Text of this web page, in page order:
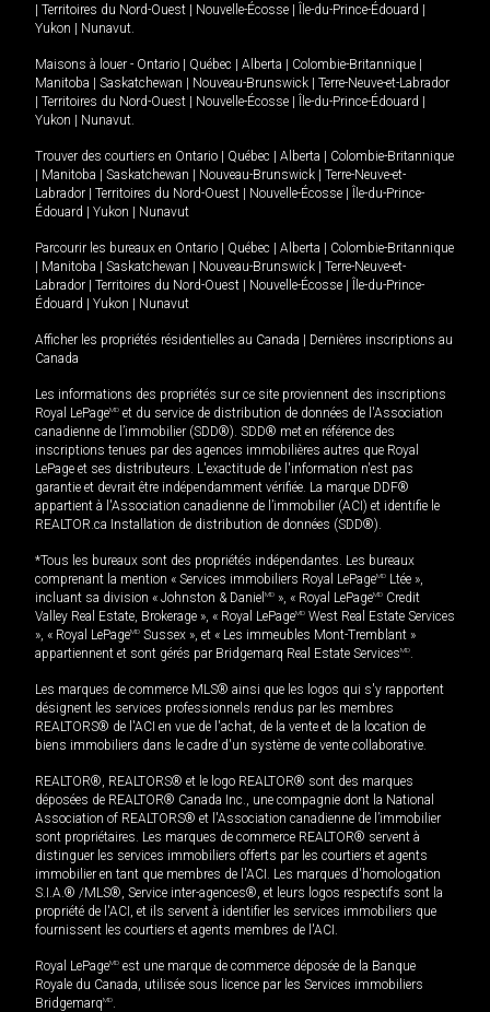
| Territoires du Nord-Ouest | Nouvelle-Écosse | Île-du-Prince-Édouard |
Yukon | Nunavut.
Maisons à louer - Ontario | Québec | Alberta | Colombie-Britannique |
Manitoba | Saskatchewan | Nouveau-Brunswick | Terre-Neuve-et-Labrador
| Territoires du Nord-Ouest | Nouvelle-Écosse | Île-du-Prince-Édouard |
Yukon | Nunavut.
Trouver des courtiers en Ontario | Québec | Alberta | Colombie-Britannique
| Manitoba | Saskatchewan | Nouveau-Brunswick | Terre-Neuve-et-
Labrador | Territoires du Nord-Ouest | Nouvelle-Écosse | Île-du-Prince-
Édouard | Yukon | Nunavut
Parcourir les bureaux en Ontario | Québec | Alberta | Colombie-Britannique
| Manitoba | Saskatchewan | Nouveau-Brunswick | Terre-Neuve-et-
Labrador | Territoires du Nord-Ouest | Nouvelle-Écosse | Île-du-Prince-
Édouard | Yukon | Nunavut
Afficher les propriétés résidentielles au Canada | Dernières inscriptions au
Canada
Les informations des propriétés sur ce site proviennent des inscriptions
Royal LePageMD et du service de distribution de données de l'Association
canadienne de l’immobilier (SDD®). SDD® met en référence des
inscriptions tenues par des agences immobilières autres que Royal
LePage et ses distributeurs. L'exactitude de l'information n'est pas
garantie et devrait être indépendamment vérifiée. La marque DDF®
appartient à l'Association canadienne de l’immobilier (ACI) et identifie le
REALTOR.ca Installation de distribution de données (SDD®).
*Tous les bureaux sont des propriétés indépendantes. Les bureaux
comprenant la mention « Services immobiliers Royal LePageMD Ltée »,
incluant sa division « Johnston & Daniel MD », « Royal LePageMD Credit
Valley Real Estate, Brokerage », « Royal LePageMD West Real Estate Services
», « Royal LePageMD Sussex », et « Les immeubles Mont-Tremblant »
appartiennent et sont gérés par Bridgemarq Real Estate ServicesMD.
Les marques de commerce MLS® ainsi que les logos qui s'y rapportent
désignent les services professionnels rendus par les membres
REALTORS® de l'ACI en vue de l'achat, de la vente et de la location de
biens immobiliers dans le cadre d'un système de vente collaborative.
REALTOR®, REALTORS® et le logo REALTOR® sont des marques
déposées de REALTOR® Canada Inc., une compagnie dont la National
Association of REALTORS® et l'Association canadienne de l’immobilier
sont propriétaires. Les marques de commerce REALTOR® servent à
distinguer les services immobiliers offerts par les courtiers et agents
immobilier en tant que membres de l'ACI. Les marques d'homologation
S.I.A.® /MLS®, Service inter-agences®, et leurs logos respectifs sont la
propriété de l'ACI, et ils servent à identifier les services immobiliers que
fournissent les courtiers et agents membres de l'ACI.
Royal LePageMD est une marque de commerce déposée de la Banque
Royale du Canada, utilisée sous licence par les Services immobiliers
BridgemarqMD.